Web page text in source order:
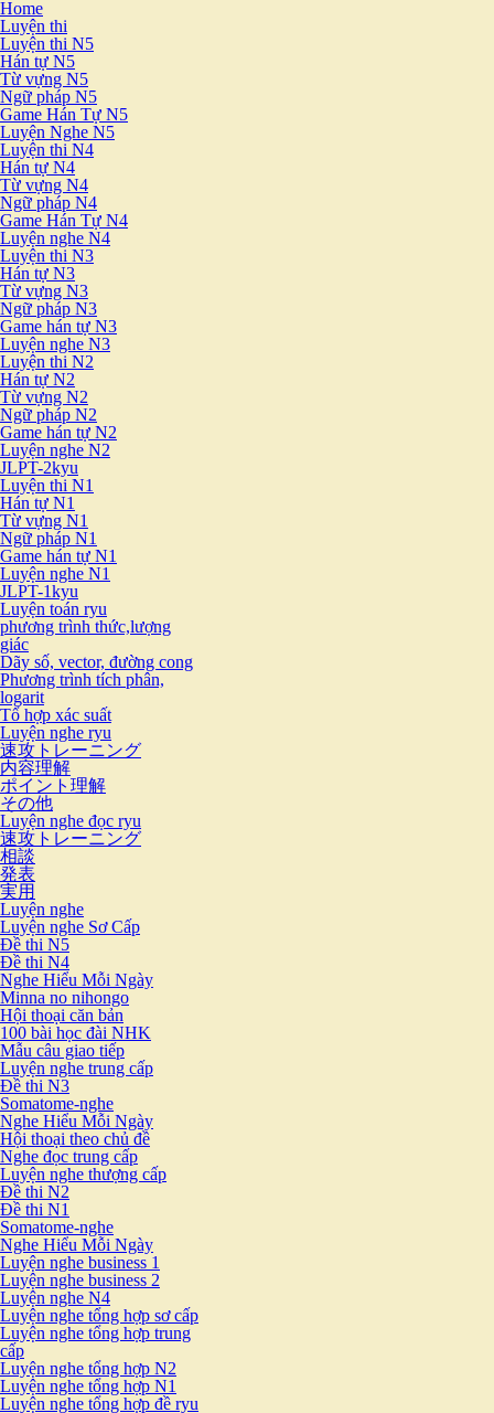
Home
Luyện thi
Luyện thi N5
Hán tự N5
Từ vựng N5
Ngữ pháp N5
Game Hán Tự N5
Luyện Nghe N5
Luyện thi N4
Hán tự N4
Từ vựng N4
Ngữ pháp N4
Game Hán Tự N4
Luyện nghe N4
Luyện thi N3
Hán tự N3
Từ vựng N3
Ngữ pháp N3
Game hán tự N3
Luyện nghe N3
Luyện thi N2
Hán tự N2
Từ vựng N2
Ngữ pháp N2
Game hán tự N2
Luyện nghe N2
JLPT-2kyu
Luyện thi N1
Hán tự N1
Từ vựng N1
Ngữ pháp N1
Game hán tự N1
Luyện nghe N1
JLPT-1kyu
Luyện toán ryu
phương trình thức,lượng
giác
Dãy số, vector, đường cong
Phương trình tích phân,
logarit
Tổ hợp xác suất
Luyện nghe ryu
速攻トレーニング
内容理解
ポイント理解
その他
Luyện nghe đọc ryu
速攻トレーニング
相談
発表
実用
Luyện nghe
Luyện nghe Sơ Cấp
Đề thi N5
Đề thi N4
Nghe Hiểu Mỗi Ngày
Minna no nihongo
Hội thoại căn bản
100 bài học đài NHK
Mẫu câu giao tiếp
Luyện nghe trung cấp
Đề thi N3
Somatome-nghe
Nghe Hiểu Mỗi Ngày
Hội thoại theo chủ đề
Nghe đọc trung cấp
Luyện nghe thượng cấp
Đề thi N2
Đề thi N1
Somatome-nghe
Nghe Hiểu Mỗi Ngày
Luyện nghe business 1
Luyện nghe business 2
Luyện nghe N4
Luyện nghe tổng hợp sơ cấp
Luyện nghe tổng hợp trung
cấp
Luyện nghe tổng hợp N2
Luyện nghe tổng hợp N1
Luyện nghe tổng hợp đề ryu